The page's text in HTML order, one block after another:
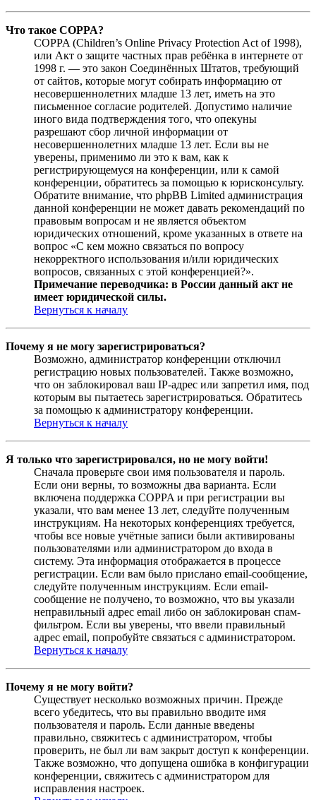
Что такое COPPA?
COPPA (Children’s Online Privacy Protection Act of 1998),
или Акт о защите частных прав ребёнка в интернете от
1998 г. — это закон Соединённых Штатов, требующий
от сайтов, которые могут собирать информацию от
несовершеннолетних младше 13 лет, иметь на это
письменное согласие родителей. Допустимо наличие
иного вида подтверждения того, что опекуны
разрешают сбор личной информации от
несовершеннолетних младше 13 лет. Если вы не
уверены, применимо ли это к вам, как к
регистрирующемуся на конференции, или к самой
конференции, обратитесь за помощью к юрисконсульту.
Обратите внимание, что phpBB Limited администрация
данной конференции не может давать рекомендаций по
правовым вопросам и не является объектом
юридических отношений, кроме указанных в ответе на
вопрос «С кем можно связаться по вопросу
некорректного использования и/или юридических
вопросов, связанных с этой конференцией?».
Примечание переводчика: в России данный акт не
имеет юридической силы.
Вернуться к началу
Почему я не могу зарегистрироваться?
Возможно, администратор конференции отключил
регистрацию новых пользователей. Также возможно,
что он заблокировал ваш IP-адрес или запретил имя, под
которым вы пытаетесь зарегистрироваться. Обратитесь
за помощью к администратору конференции.
Вернуться к началу
Я только что зарегистрировался, но не могу войти!
Сначала проверьте свои имя пользователя и пароль.
Если они верны, то возможны два варианта. Если
включена поддержка COPPA и при регистрации вы
указали, что вам менее 13 лет, следуйте полученным
инструкциям. На некоторых конференциях требуется,
чтобы все новые учётные записи были активированы
пользователями или администратором до входа в
систему. Эта информация отображается в процессе
регистрации. Если вам было прислано email-сообщение,
следуйте полученным инструкциям. Если email-
сообщение не получено, то возможно, что вы указали
неправильный адрес email либо он заблокирован спам-
фильтром. Если вы уверены, что ввели правильный
адрес email, попробуйте связаться с администратором.
Вернуться к началу
Почему я не могу войти?
Существует несколько возможных причин. Прежде
всего убедитесь, что вы правильно вводите имя
пользователя и пароль. Если данные введены
правильно, свяжитесь с администратором, чтобы
проверить, не был ли вам закрыт доступ к конференции.
Также возможно, что допущена ошибка в конфигурации
конференции, свяжитесь с администратором для
исправления настроек.